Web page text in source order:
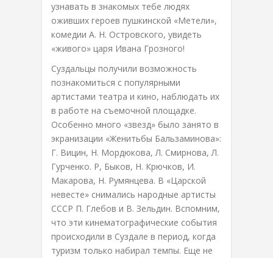
узнавать в знакомых тебе людях
оживших героев пушкинской «Метели»,
комедии А. Н. Островского, увидеть
«живого» царя Ивана Грозного!
Суздальцы получили возможность
познакомиться с популярными
артистами театра и кино, наблюдать их
в работе на съемочной площадке.
Особенно много «звезд» было занято в
экранизации «Женитьбы Бальзаминова»:
Г. Вицин, Н. Мордюкова, Л. Смирнова, Л.
Гурченко. Р, Быков, Н. Крючков, И.
Макарова, Н. Румянцева. В «Царской
невесте» снимались народные артисты
СССР П. Глебов и В. Зельдин. Вспомним,
что эти кинематографические события
происходили в Суздале в период, когда
туризм только набирал темпы. Еще не